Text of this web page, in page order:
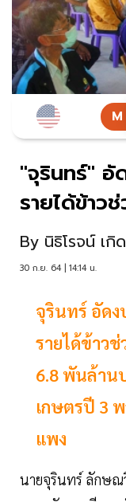
"จุรินทร์" อั
รายได้ข้าว
By นิธิโรจน์ เ
30 ก.ย. 64 | 14:14 น.
จุรินทร์ อัด
รายได้ข้าว
6.8 พันล้าน
เกษตรปี 3
แพง
นายจุรินทร์ ลักษณ